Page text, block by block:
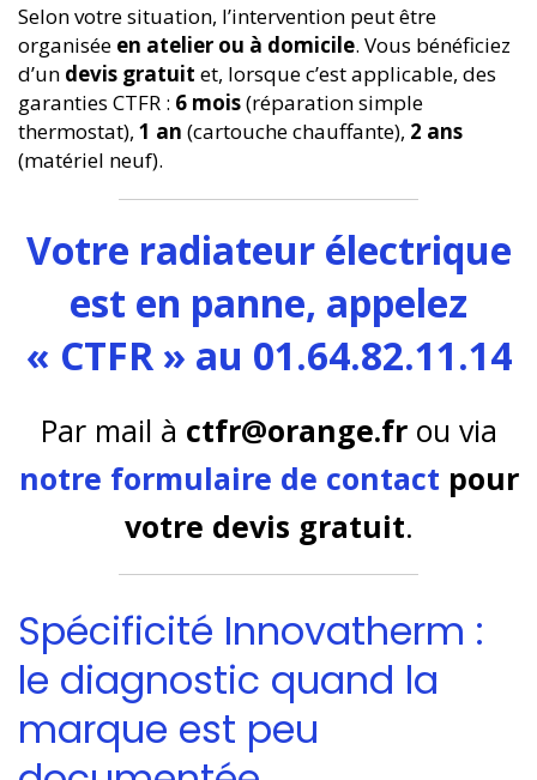
Selon votre situation, l’intervention peut être
organisée en atelier ou à domicile. Vous bénéficiez
d’un devis gratuit et, lorsque c’est applicable, des
garanties CTFR : 6 mois(réparation simple
thermostat), 1 an (cartouche chauffante), 2 ans
(matériel neuf).
Votre radiateur électrique
est en panne, appelez
« CTFR » au 01.64.82.11.14
Par mail à ctfr@orange.frou via
notre formulaire de contact pour
votre devis gratuit.
Spécificité Innovatherm :
le diagnostic quand la
marque est peu